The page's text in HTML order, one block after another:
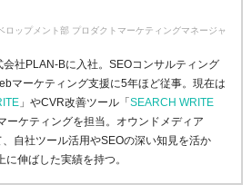
ロップメント部 プロダクトマーケティングマネージャ
社PLAN-Bに入社。SEOコンサルティング
マーケティング支援に5年ほど従事。現在は
」やCVR改善ツール「SEARCH WRITE
ーケティングを担当。オウンドメディア
、自社ツール活用やSEOの深い知見を活か
伸ばした実績を持つ。